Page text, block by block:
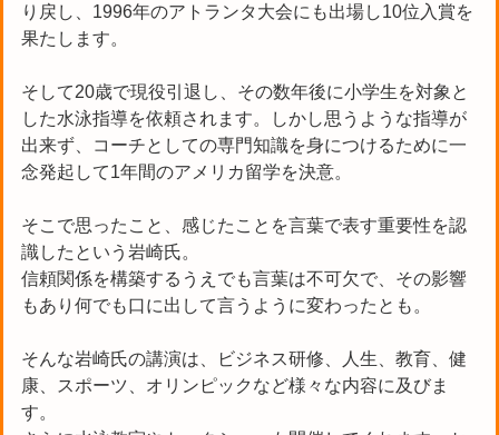
り戻し、1996年のアトランタ大会にも出場し10位入賞を
果たします。
そして20歳で現役引退し、その数年後に小学生を対象と
した水泳指導を依頼されます。しかし思うような指導が
出来ず、コーチとしての専門知識を身につけるために一
念発起して1年間のアメリカ留学を決意。
そこで思ったこと、感じたことを言葉で表す重要性を認
識したという岩崎氏。
信頼関係を構築するうえでも言葉は不可欠で、その影響
もあり何でも口に出して言うように変わったとも。
そんな岩崎氏の講演は、ビジネス研修、人生、教育、健
康、スポーツ、オリンピックなど様々な内容に及びま
す。